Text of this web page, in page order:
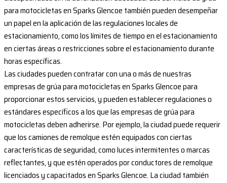
para motocicletas en Sparks Glencoe también pueden desempeñar
un papel en la aplicación de las regulaciones locales de
estacionamiento, como los límites de tiempo en el estacionamiento
en ciertas áreas o restricciones sobre el estacionamiento durante
horas específicas.
Las ciudades pueden contratar con una o más de nuestras
empresas de grúa para motocicletas en Sparks Glencoe para
proporcionar estos servicios, y pueden establecer regulaciones o
estándares específicos a los que las empresas de grúa para
motocicletas deben adherirse. Por ejemplo, la ciudad puede requerir
que los camiones de remolque estén equipados con ciertas
características de seguridad, como luces intermitentes o marcas
reflectantes, y que estén operados por conductores de remolque
licenciados y capacitados en Sparks Glencoe. La ciudad también